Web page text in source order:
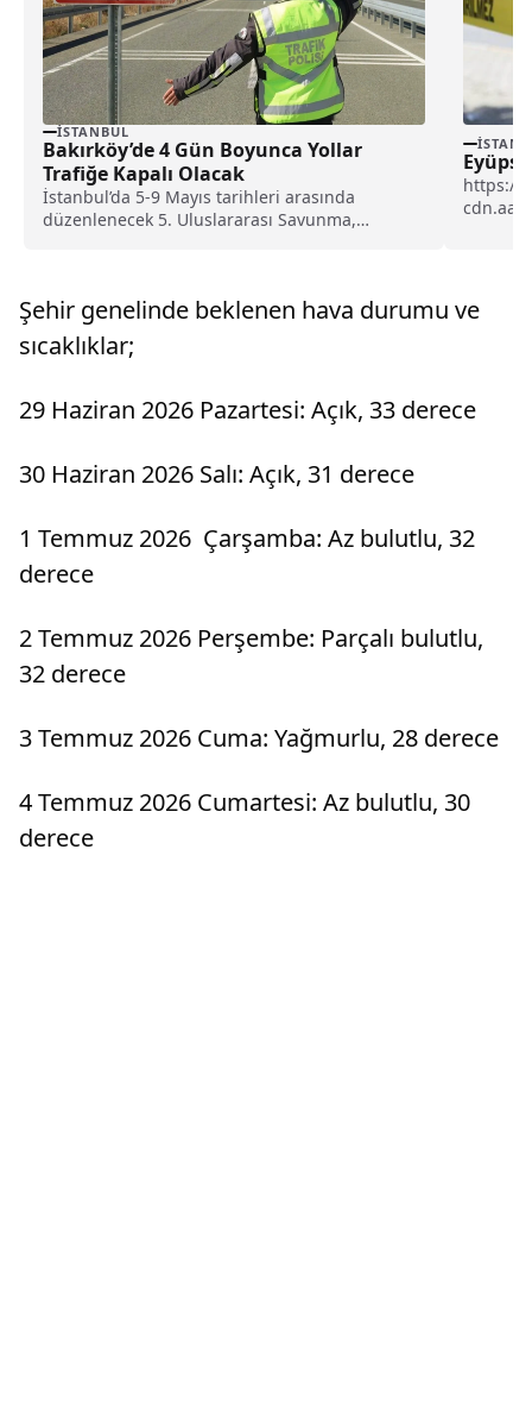
İSTANBUL
Bakırköy’de 4 Gün Boyunca Yollar
Trafiğe Kapalı Olacak
İstanbul’da 5-9 Mayıs tarihleri arasında
düzenlenecek 5. Uluslararası Savunma,
https://
Şehir genelinde beklenen hava durumu ve
sıcaklıklar;
29 Haziran 2026 Pazartesi: Açık, 33 derece
30 Haziran 2026 Salı: Açık, 31 derece
1 Temmuz 2026 Çarşamba: Az bulutlu, 32
derece
2 Temmuz 2026 Perşembe: Parçalı bulutlu,
32 derece
3 Temmuz 2026 Cuma: Yağmurlu, 28 derece
4 Temmuz 2026 Cumartesi: Az bulutlu, 30
derece